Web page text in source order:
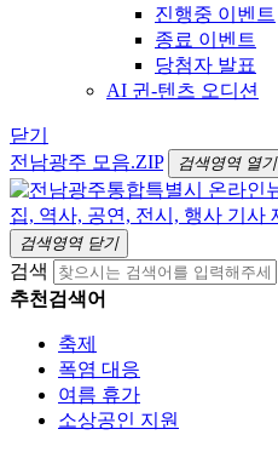
진행중 이벤트
종료 이벤트
당첨자 발표
AI 귄-텐츠 오디션
닫기
전남광주 모음.ZIP
검색영역 열기
검색영역 닫기
검색
추천검색어
축제
폭염 대응
여름 휴가
소상공인 지원